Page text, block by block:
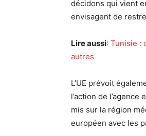
décidons qui vient
envisagent de
Lire aussi: Tunisie :
autres
L’UE prévoit
l’action de
mis sur la région
européen avec les